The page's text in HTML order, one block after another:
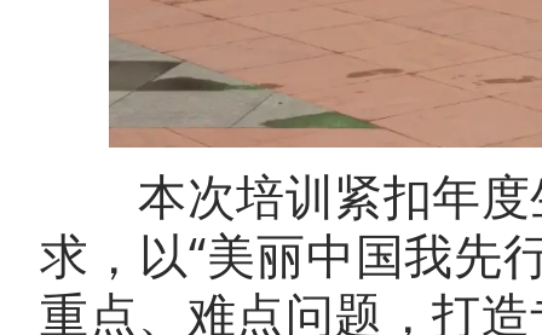
本次培训紧扣年度
求，以“美丽中国我先
重点、难点问题，打